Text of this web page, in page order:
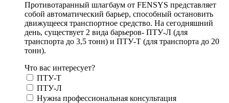
Противотаранный шлагбаум от FENSYS представляет
собой автоматический барьер, способный остановить
движущееся транспортное средство. На сегодняшний
день, существует 2 вида барьеров- ПТУ-Л (для
транспорта до 3,5 тонн) и ПТУ-Т (для транспорта до 20
тонн).
Что вас интересует?
ПТУ-Т
ПТУ-Л
Нужна профессиональная консультация